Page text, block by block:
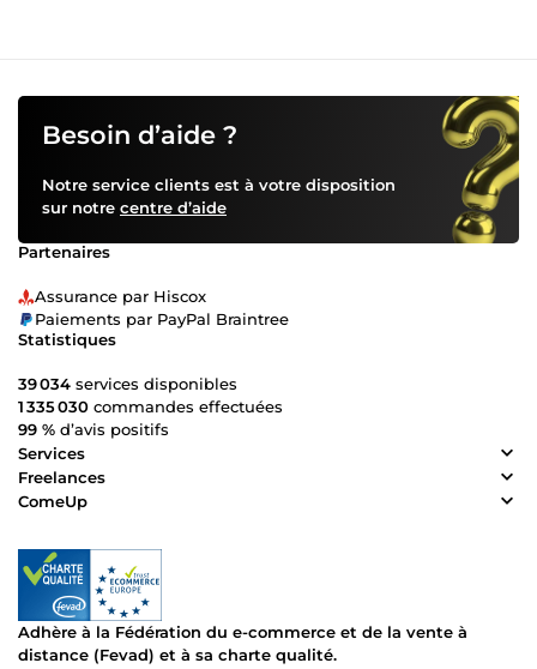
Besoin d’aide ?
Notre service clients est à votre disposition
sur notre centre d’aide
Partenaires
Assurance par Hiscox
Paiements par PayPal Braintree
Statistiques
39 034 services disponibles
1 335 030 commandes effectuées
99 % d’avis positifs
Services
Freelances
ComeUp
Adhère à la Fédération du e-commerce et de la vente à
distance (Fevad) et à sa charte qualité.